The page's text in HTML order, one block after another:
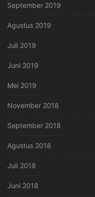
September 2019
Agustus 2019
Juli 2019
Juni 2019
Mei 2019
November 2018
September 2018
Agustus 2018
Juli 2018
Juni 2018